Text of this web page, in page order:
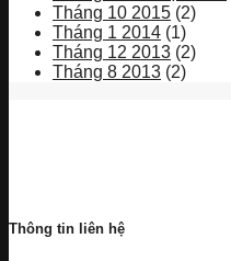
Tháng 10 2015 (2)
Tháng 1 2014 (1)
Tháng 12 2013 (2)
Tháng 8 2013 (2)
Thông tin liên hệ